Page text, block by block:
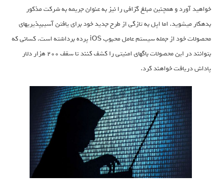
خواهید آورد و هم‎چنین مبلغ گزافی را نیز به عنوان جریمه به شرکت مذکور
بدهکار می‎شوید. اما اپل به تازگی از طرح جدید خود برای یافتن آسیب‎پذیری‎های
محصولات خود از جمله سیستم عامل محبوب iOS پرده برداشته است. کسانی که
بتوانند در این محصولات باگ‎های امنیتی را کشف کنند تا سقف 200 هزار دلار
پاداش دریافت خواهند کرد.